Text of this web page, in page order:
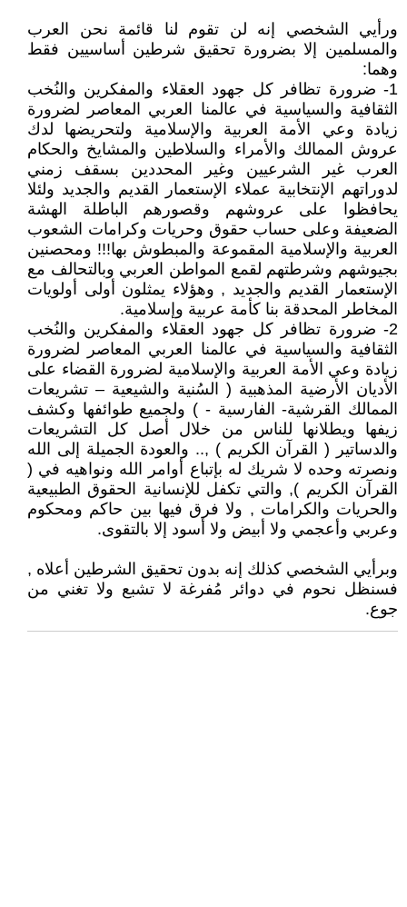
ورأيي الشخصي إنه لن تقوم لنا قائمة نحن العرب
والمسلمين إلا بضرورة تحقيق شرطين أساسيين فقط
وهما:
1- ضرورة تظافر كل جهود العقلاء والمفكرين والنُخب
الثقافية والسياسية في عالمنا العربي المعاصر لضرورة
زيادة وعي الأمة العربية والإسلامية ولتحريضها لدك
عروش الممالك والأمراء والسلاطين والمشايخ والحكام
العرب غير الشرعيين وغير المحددين بسقف زمني
لدوراتهم الإنتخابية عملاء الإستعمار القديم والجديد ولئلا
يحافظوا على عروشهم وقصورهم الباطلة الهشة
الضعيفة وعلى حساب حقوق وحريات وكرامات الشعوب
العربية والإسلامية المقموعة والمبطوش بها!!! ومحصنين
بجيوشهم وشرطتهم لقمع المواطن العربي وبالتحالف مع
الإستعمار القديم والجديد , وهؤلاء يمثلون أولى أولويات
المخاطر المحدقة بنا كأمة عربية وإسلامية.
2- ضرورة تظافر كل جهود العقلاء والمفكرين والنُخب
الثقافية والسياسية في عالمنا العربي المعاصر لضرورة
زيادة وعي الأمة العربية والإسلامية لضرورة القضاء على
الأديان الأرضية المذهبية ( السُنية والشيعية – تشريعات
الممالك القرشية- الفارسية - ) ولجميع طوائفها وكشف
زيفها ويطلانها للناس من خلال أصل كل التشريعات
والدساتير ( القرآن الكريم ) ,.. والعودة الجميلة إلى الله
ونصرته وحده لا شريك له بإتباع أوامر الله ونواهيه في (
القرآن الكريم ), والتي تكفل للإنسانية الحقوق الطبيعية
والحريات والكرامات , ولا فرق فيها بين حاكم ومحكوم
وعربي وأعجمي ولا أبيض ولا أسود إلا بالتقوى.
وبرأيي الشخصي كذلك إنه بدون تحقيق الشرطين أعلاه ,
فسنظل نحوم في دوائر مُفرغة لا تشبع ولا تغني من
جوع.